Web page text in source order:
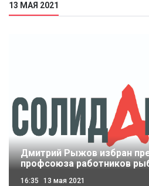
13 МАЯ 2021
Дмитрий Рыжов избран
профсоюза работников
16:35 13 мая 2021